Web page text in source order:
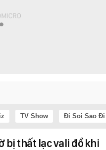
TV Show Đi Soi Sao Đi
bị thất lạc vali đồ khi